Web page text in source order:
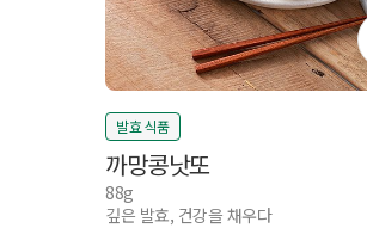
발효 식품
까망콩낫또
88g
깊은 발효, 건강을 채우다